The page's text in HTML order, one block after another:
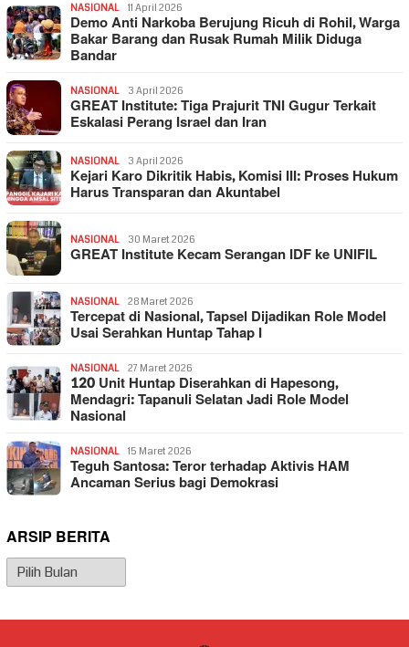
NASIONAL 11 April 2026
Demo Anti Narkoba Berujung Ricuh di Rohil, Warga
Bakar Barang dan Rusak Rumah Milik Diduga
Bandar
NASIONAL 3 April 2026
GREAT Institute: Tiga Prajurit TNI Gugur Terkait
Eskalasi Perang Israel dan Iran
NASIONAL 3 April 2026
Kejari Karo Dikritik Habis, Komisi III: Proses Hukum
Harus Transparan dan Akuntabel
NASIONAL 30 Maret 2026
GREAT Institute Kecam Serangan IDF ke UNIFIL
NASIONAL 28 Maret 2026
Tercepat di Nasional, Tapsel Dijadikan Role Model
Usai Serahkan Huntap Tahap I
NASIONAL 27 Maret 2026
120 Unit Huntap Diserahkan di Hapesong,
Mendagri: Tapanuli Selatan Jadi Role Model
Nasional
NASIONAL 15 Maret 2026
Teguh Santosa: Teror terhadap Aktivis HAM
Ancaman Serius bagi Demokrasi
ARSIP BERITA
Arsip
Berita